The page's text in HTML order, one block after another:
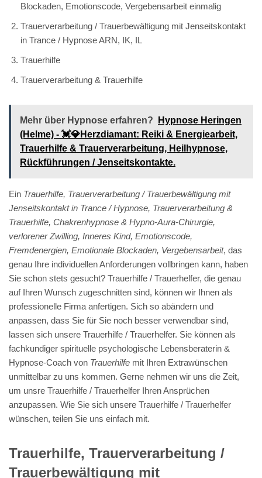
Blockaden, Emotionscode, Vergebensarbeit einmalig
Trauerverarbeitung / Trauerbewältigung mit Jenseitskontakt
in Trance / Hypnose ARN, IK, IL
Trauerhilfe
Trauerverarbeitung & Trauerhilfe
Mehr über Hypnose erfahren?
Hypnose Heringen
(Helme) - 💓️💎Herzdiamant: Reiki & Energiearbeit,
Trauerhilfe & Trauerverarbeitung, Heilhypnose,
Rückführungen / Jenseitskontakte.
Ein Trauerhilfe, Trauerverarbeitung / Trauerbewältigung mit
Jenseitskontakt in Trance / Hypnose, Trauerverarbeitung &
Trauerhilfe, Chakrenhypnose & Hypno-Aura-Chirurgie,
verlorener Zwilling, Inneres Kind, Emotionscode,
Fremdenergien, Emotionale Blockaden, Vergebensarbeit, das
genau Ihre individuellen Anforderungen vollbringen kann, haben
Sie schon stets gesucht? Trauerhilfe / Trauerhelfer, die genau
auf Ihren Wunsch zugeschnitten sind, können wir Ihnen als
professionelle Firma anfertigen. Sich so abändern und
anpassen, dass Sie für Sie noch besser verwendbar sind,
lassen sich unsere Trauerhilfe / Trauerhelfer. Sie können als
fachkundiger spirituelle psychologische Lebensberaterin &
Hypnose-Coach von Trauerhilfe mit Ihren Extrawünschen
unmittelbar zu uns kommen. Gerne nehmen wir uns die Zeit,
um unsre Trauerhilfe / Trauerhelfer Ihren Ansprüchen
anzupassen. Wie Sie sich unsere Trauerhilfe / Trauerhelfer
wünschen, teilen Sie uns einfach mit.
Trauerhilfe, Trauerverarbeitung /
Trauerbewältigung mit